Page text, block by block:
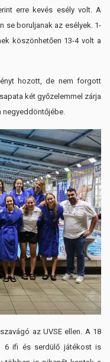
erre kevés esély volt. A
se boruljanak az esélyek. 1-
köszönhetően 13-4 volt a
hozott, de nem forgott
két győzelemmel zárja
negyeddöntőjébe.
az UVSE ellen. A 18
6 ifi és serdülő játékost is